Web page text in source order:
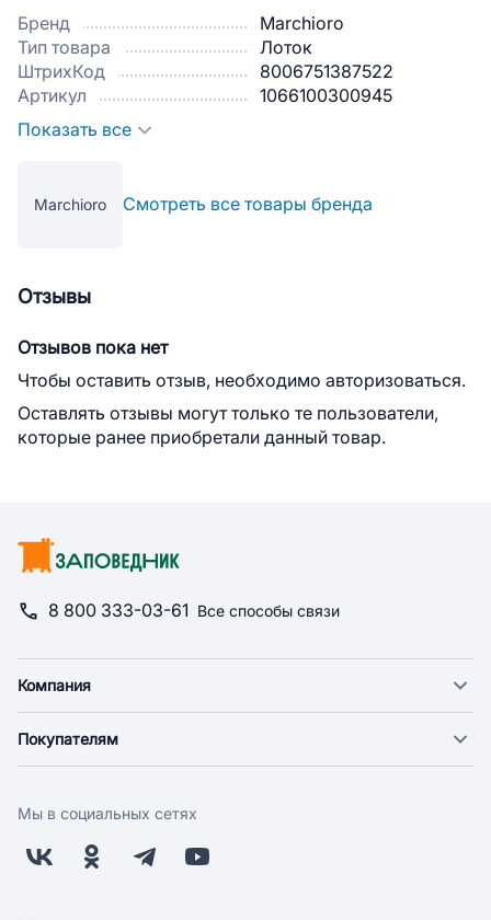
Бренд
Marchioro
Тип товара
Лоток
ШтрихКод
8006751387522
Артикул
1066100300945
Показать все
Marchioro Смотреть все товары бренда
Отзывы
Отзывов пока нет
Чтобы оставить отзыв, необходимо авторизоваться.
Оставлять отзывы могут только те пользователи,
которые ранее приобретали данный товар.
8 800 333-03-61 Все способы связи
Компания
Новости
Поставщикам
Заводчикам
Покупателям
Оплата
Бонусная программа
Мы в социальных сетях